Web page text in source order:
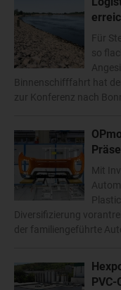
Für
so
Binnenschifffahrt hat
zur Konferenz nach
Mit
Diversifizierung
der familiengeführte